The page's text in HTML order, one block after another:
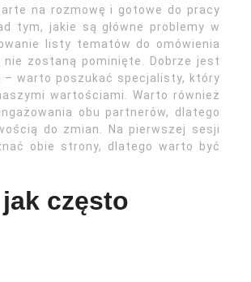
na rozmowę i gotowe do pracy
tym, jakie są główne problemy w
listy tematów do omówienia
zostaną pominięte. Dobrze jest
warto poszukać specjalisty, który
wartościami. Warto również
obu partnerów, dlatego
do zmian. Na pierwszej sesji
obie strony, dlatego warto być
często